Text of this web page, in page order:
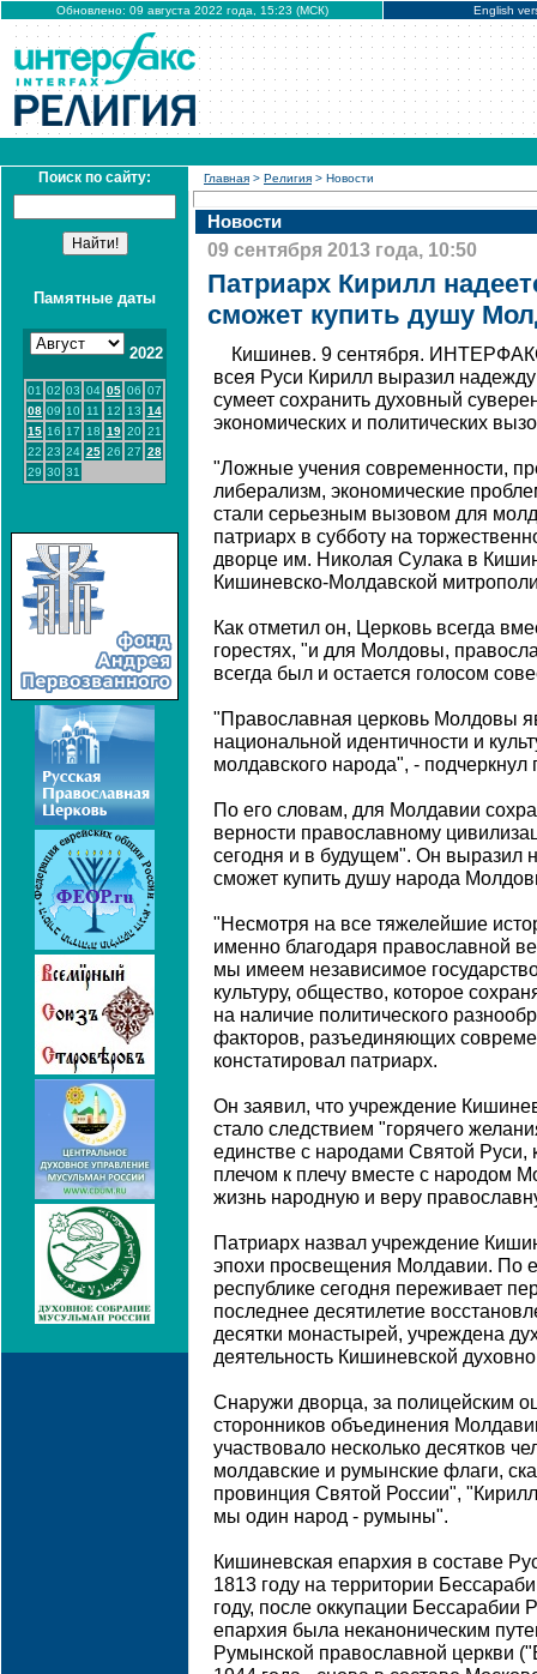
Обновлено: 09 августа 2022 года, 15:23 (МСК) English
Поиск по сайту:
Памятные даты
2022
01 02 03 04 05 06 07
08 09 10 11 12 13 14
15 16 17 18 19 20 21
22 23 24 25 26 27 28
29 30 31
Главная > Религия > Новости
Новости
09 сентября 2013 года, 10:50
Патриарх Кирилл
сможет купить душу
Кишинев. 9 сентября.
всея Руси Кирилл выразил
сумеет сохранить духовный
экономических и политических
"Ложные учения современности,
либерализм, экономические
стали серьезным вызовом для
патриарх в субботу на
дворце им. Николая Сулака в
Кишиневско-Молдавской
Как отметил он, Церковь всегда
горестях, "и для Молдовы,
всегда был и остается голосом
"Православная церковь Молдовы
национальной идентичности и
молдавского народа", - подчеркнул
По его словам, для Молдавии
верности православному
сегодня и в будущем". Он выразил
сможет купить душу народа
"Несмотря на все тяжелейшие
именно благодаря православной
мы имеем независимое
культуру, общество, которое
на наличие политического
факторов, разъединяющих
констатировал патриарх.
Он заявил, что учреждение
стало следствием "горячего
единстве с народами Святой
плечом к плечу вместе с народом
жизнь народную и веру
Патриарх назвал учреждение
эпохи просвещения Молдавии. По
республике сегодня переживает
последнее десятилетие
десятки монастырей, учреждена
деятельность Кишиневской
Снаружи дворца, за полицейским
сторонников объединения
участвовало несколько десятков
молдавские и румынские флаги,
провинция Святой России",
мы один народ - румыны".
Кишиневская епархия в составе
1813 году на территории
году, после оккупации
епархия была неканоническим
Румынской православной церкви